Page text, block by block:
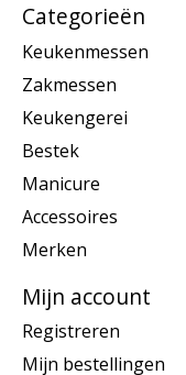
Categorieën
Keukenmessen
Zakmessen
Keukengerei
Bestek
Manicure
Accessoires
Merken
Mijn account
Registreren
Mijn bestellingen